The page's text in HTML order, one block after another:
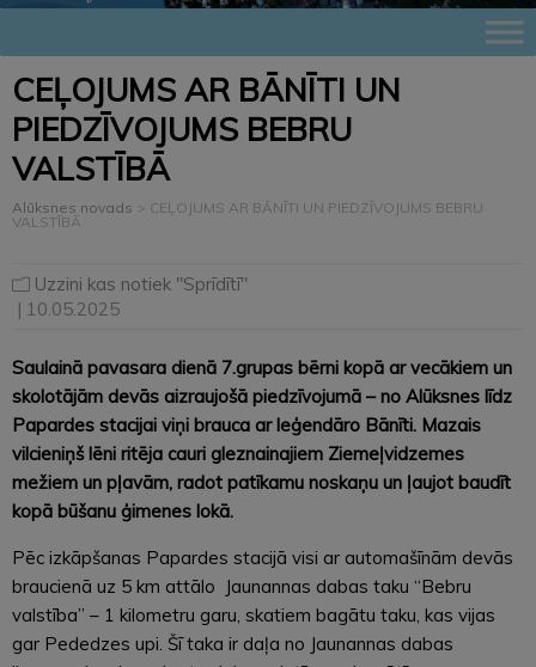
CEĻOJUMS AR BĀNĪTI UN
PIEDZĪVOJUMS BEBRU
VALSTĪBĀ
Alūksnes novads > CEĻOJUMS AR BĀNĪTI UN PIEDZĪVOJUMS BEBRU
VALSTĪBĀ
Uzzini kas notiek "Sprīdītī"
| 10.05.2025
Saulainā pavasara dienā 7.grupas bērni kopā ar vecākiem un
skolotājām devās aizraujošā piedzīvojumā – no Alūksnes līdz
Papardes stacijai viņi brauca ar leģendāro Bānīti. Mazais
vilcieniņš lēni ritēja cauri gleznainajiem Ziemeļvidzemes
mežiem un pļavām, radot patīkamu noskaņu un ļaujot baudīt
kopā būšanu ģimenes lokā.
Pēc izkāpšanas Papardes stacijā visi ar automašīnām devās
braucienā uz 5 km attālo Jaunannas dabas taku “Bebru
valstība” – 1 kilometru garu, skatiem bagātu taku, kas vijas
gar Pededzes upi. Šī taka ir daļa no Jaunannas dabas